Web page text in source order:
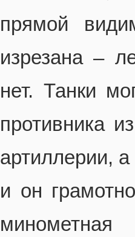
прямой
изрезана –
нет. Танки
противника
артиллерии,
и он